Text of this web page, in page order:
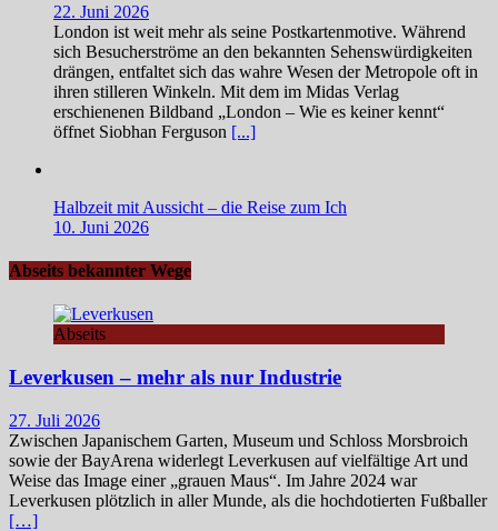
22. Juni 2026
London ist weit mehr als seine Postkartenmotive. Während
sich Besucherströme an den bekannten Sehenswürdigkeiten
drängen, entfaltet sich das wahre Wesen der Metropole oft in
ihren stilleren Winkeln. Mit dem im Midas Verlag
erschienenen Bildband „London – Wie es keiner kennt“
öffnet Siobhan Ferguson [...]
Halbzeit mit Aussicht – die Reise zum Ich
10. Juni 2026
Abseits bekannter Wege
Abseits
Leverkusen – mehr als nur Industrie
27. Juli 2026
Zwischen Japanischem Garten, Museum und Schloss Morsbroich
sowie der BayArena widerlegt Leverkusen auf vielfältige Art und
Weise das Image einer „grauen Maus“. Im Jahre 2024 war
Leverkusen plötzlich in aller Munde, als die hochdotierten Fußballer
[…]